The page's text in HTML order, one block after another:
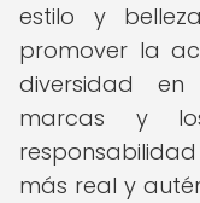
estilo y
promover la
diversidad
marcas y
más real y